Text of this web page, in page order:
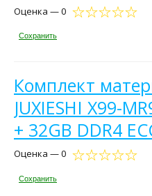
Оценка — 0
Сохранить
Комплект
JUXIESHI X99-
+ 32GB DDR4
Оценка — 0
Сохранить